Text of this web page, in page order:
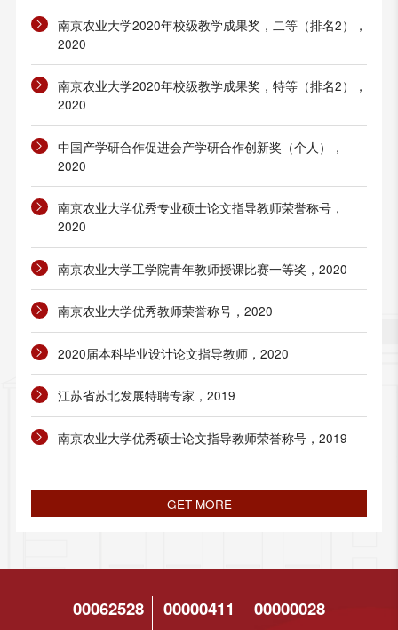
南京农业大学2020年校级教学成果奖，二等（排名2），
2020
南京农业大学2020年校级教学成果奖，特等（排名2），
2020
中国产学研合作促进会产学研合作创新奖（个人），
2020
南京农业大学优秀专业硕士论文指导教师荣誉称号，
2020
南京农业大学工学院青年教师授课比赛一等奖，2020
南京农业大学优秀教师荣誉称号，2020
2020届本科毕业设计论文指导教师，2020
江苏省苏北发展特聘专家，2019
南京农业大学优秀硕士论文指导教师荣誉称号，2019
GET MORE
00062528 00000411 00000028